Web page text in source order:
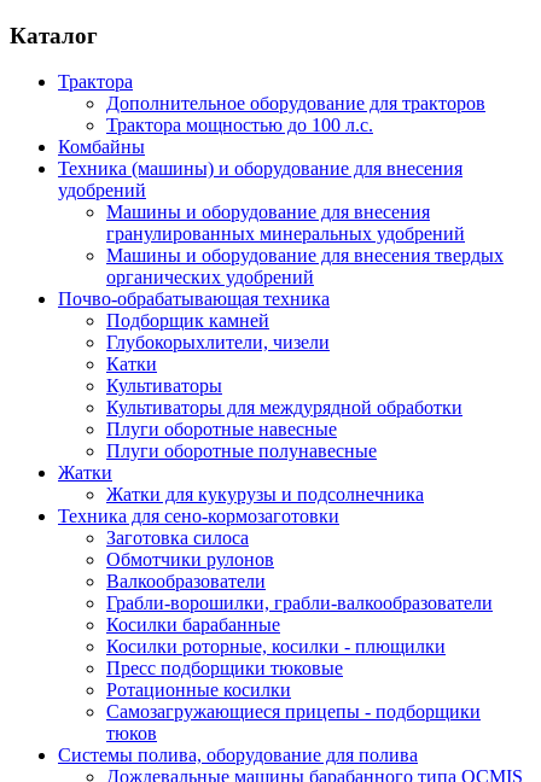
Каталог
Трактора
Дополнительное оборудование для тракторов
Трактора мощностью до 100 л.с.
Комбайны
Техника (машины) и оборудование для внесения
удобрений
Машины и оборудование для внесения
гранулированных минеральных удобрений
Машины и оборудование для внесения твердых
органических удобрений
Почво-обрабатывающая техника
Подборщик камней
Глубокорыхлители, чизели
Катки
Культиваторы
Культиваторы для междурядной обработки
Плуги оборотные навесные
Плуги оборотные полунавесные
Жатки
Жатки для кукурузы и подсолнечника
Техника для сено-кормозаготовки
Заготовка силоса
Обмотчики рулонов
Валкообразователи
Грабли-ворошилки, грабли-валкообразователи
Косилки барабанные
Косилки роторные, косилки - плющилки
Пресс подборщики тюковые
Ротационные косилки
Самозагружающиеся прицепы - подборщики
тюков
Системы полива, оборудование для полива
Дождевальные машины барабанного типа OCMIS